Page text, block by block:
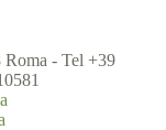
Roma - Tel +39